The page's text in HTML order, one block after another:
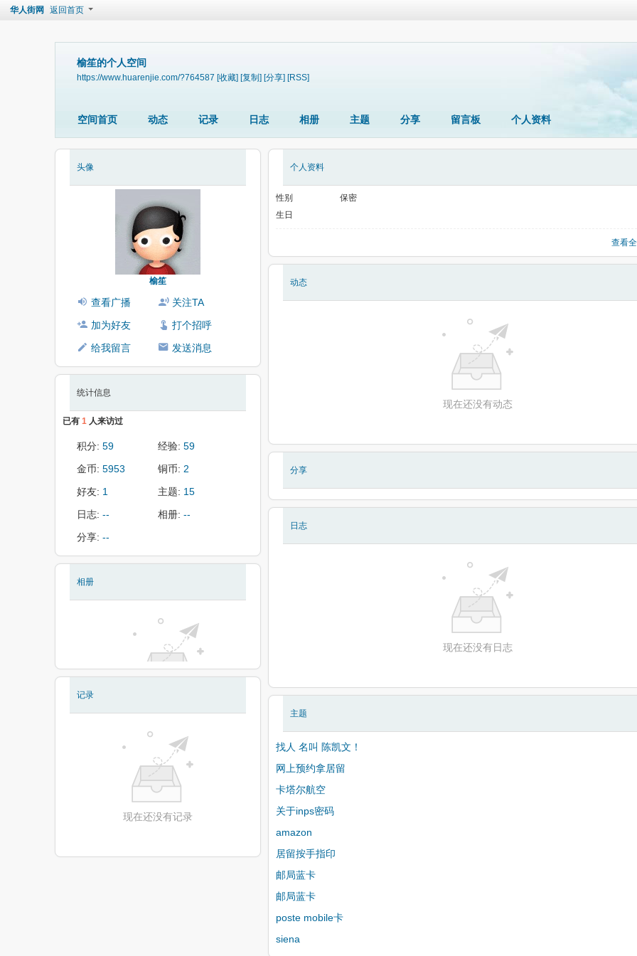
华人街网 返回首页
榆笙的个人空间
https://www.huarenjie.com/?764587 [收藏] [复制] [分享] [RSS]
空间首页 动态 记录 日志 相册 主题 分享 留言板 个人资料
头像
榆笙
查看广播
关注TA
加为好友
打个招呼
给我留言
发送消息
统计信息
已有 1 人来访过
积分: 59 经验: 59
金币: 5953 铜币: 2
好友: 1 主题: 15
日志: -- 相册: --
分享: --
相册
记录
现在还没有记录
个人资料
性别
保密
生日
查看
动态
现在还没有动态
分享
日志
现在还没有日志
主题
找人 名叫 陈凯文！
网上预约拿居留
卡塔尔航空
关于inps密码
amazon
居留按手指印
邮局蓝卡
邮局蓝卡
poste mobile卡
siena